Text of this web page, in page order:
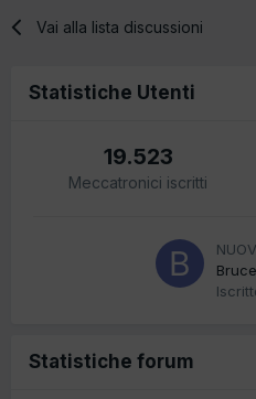
Vai alla lista discussioni
Statistiche Utenti
19.523
Meccatronici iscritti
Statistiche forum